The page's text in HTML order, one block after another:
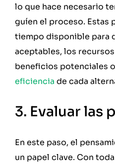
lo que hace necesario
guíen el proceso. Estas
tiempo disponible para
aceptables, los
beneficios potenciales o
eficiencia de cada
3. Evaluar las
En este paso, el
un papel clave. Con